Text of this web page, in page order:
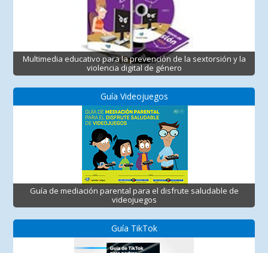
Multimedia educativo para la prevención de la sextorsión y la
violencia digital de género
Guía Videojuegos
Guía de mediación parental para el disfrute saludable de
videojuegos
Guía TikTok